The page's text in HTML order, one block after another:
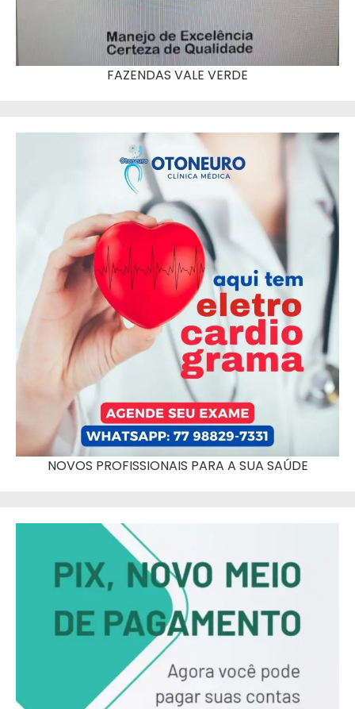
FAZENDAS VALE VERDE
NOVOS PROFISSIONAIS PARA A SUA SAÚDE